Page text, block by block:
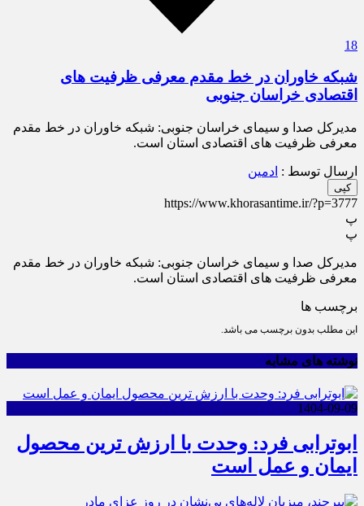
18
شبکه خاوران در خط مقدم معرفی ظرفیت های
اقتصادی خراسان جنوبی
مدیرکل صدا و سیمای خراسان جنوبی: شبکه خاوران در خط مقدم
معرفی ظرفیت های اقتصادی استان است.
ارسال توسط : ادمین
کپی
https://www.khorasantime.ir/?p=3777
پ
پ
مدیرکل صدا و سیمای خراسان جنوبی: شبکه خاوران در خط مقدم
معرفی ظرفیت های اقتصادی استان است.
برچسب ها
این مطلب بدون برچسب می باشد.
نوشته های مشابه
1404-09-09
ابوترابی فرد: وحدت با ارزش ترین محصول
ایمان و عمل است